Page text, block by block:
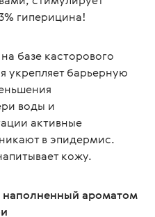
гиперицина!
базе касторового
укрепляет барьерную
воды и
активные
в эпидермис.
кожу.
ароматом